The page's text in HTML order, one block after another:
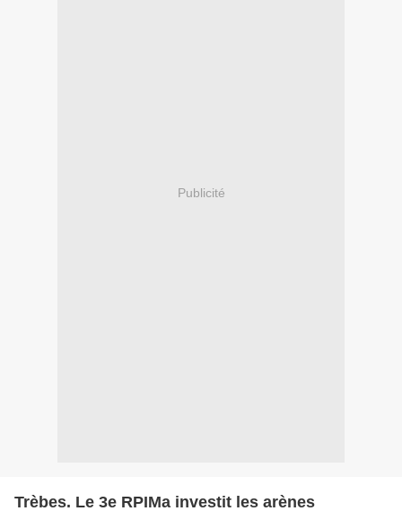
Publicité
Trèbes. Le 3e RPIMa investit les arènes